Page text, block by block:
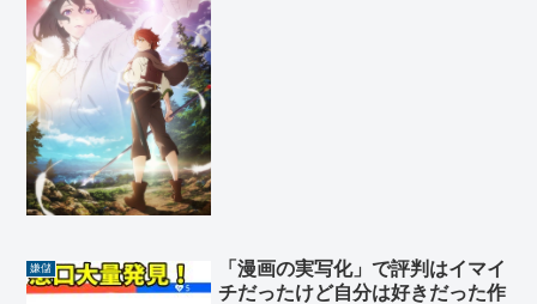
嫌儲
「漫画の実写化」で評判はイマイ
チだったけど自分は好きだった作